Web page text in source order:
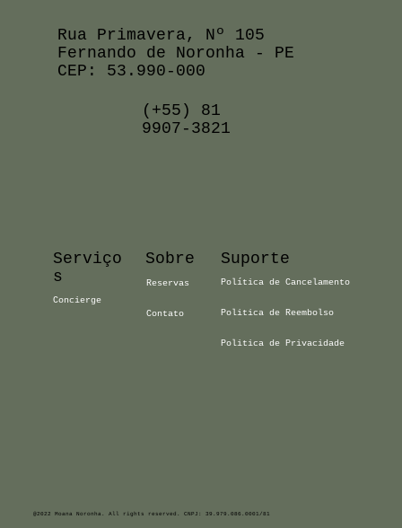
@2022 Moana Noronha. All rights reserved. CNPJ: 39.979.086.0001/81
(+55) 81
9907-3821
Rua Primavera, Nº 105
Fernando de Noronha - PE
CEP: 53.990-000
Política de Cancelamento
Politica de Reembolso
Politica de Privacidade
Suporte
Concierge
Serviço
s
Reservas
Contato
Sobre